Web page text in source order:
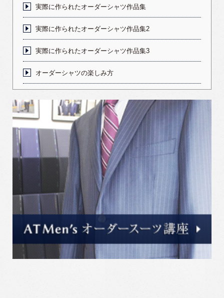
実際に作られたオーダーシャツ作品集
実際に作られたオーダーシャツ作品集2
実際に作られたオーダーシャツ作品集3
オーダーシャツの楽しみ方